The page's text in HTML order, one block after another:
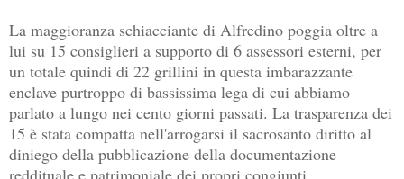
La maggioranza schiacciante di Alfredino poggia oltre a
lui su 15 consiglieri a supporto di 6 assessori esterni, per
un totale quindi di 22 grillini in questa imbarazzante
enclave purtroppo di bassissima lega di cui abbiamo
parlato a lungo nei cento giorni passati. La trasparenza dei
15 è stata compatta nell'arrogarsi il sacrosanto diritto al
diniego della pubblicazione della documentazione
reddituale e patrimoniale dei propri congiunti.